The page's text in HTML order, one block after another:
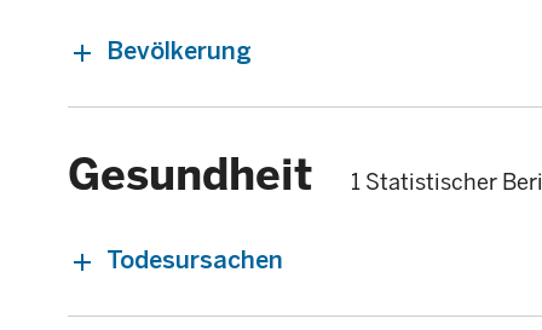
Bevölkerung
Gesundheit 1 Statistischer
Todesursachen